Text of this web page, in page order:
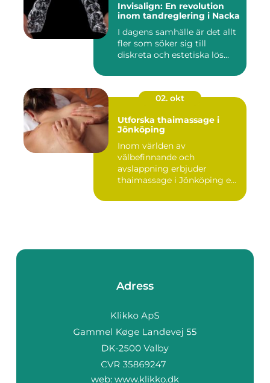
Invisalign: En revolution
inom tandreglering i Nacka
I dagens samhälle är det allt
fler som söker sig till
diskreta och estetiska lös...
02. okt
Utforska thaimassage i
Jönköping
Inom världen av
välbefinnande och
avslappning erbjuder
thaimassage i Jönköping e...
Adress
web: www.klikko.dk